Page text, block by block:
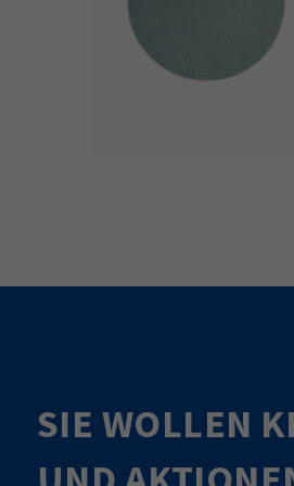
SIE WOLLEN